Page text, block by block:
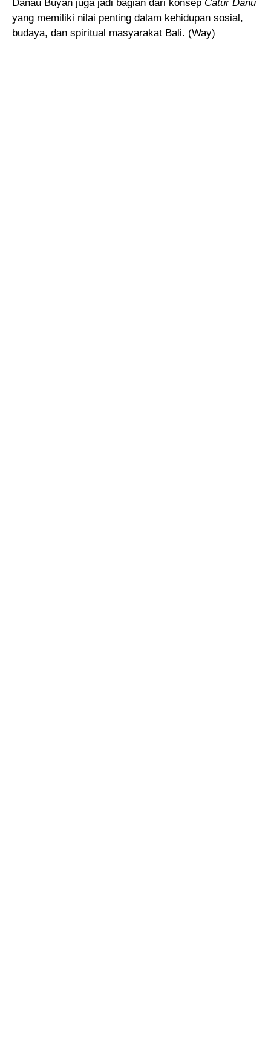
Danau Buyan juga jadi bagian dari konsep Catur Danu
yang memiliki nilai penting dalam kehidupan sosial,
budaya, dan spiritual masyarakat Bali. (Way)